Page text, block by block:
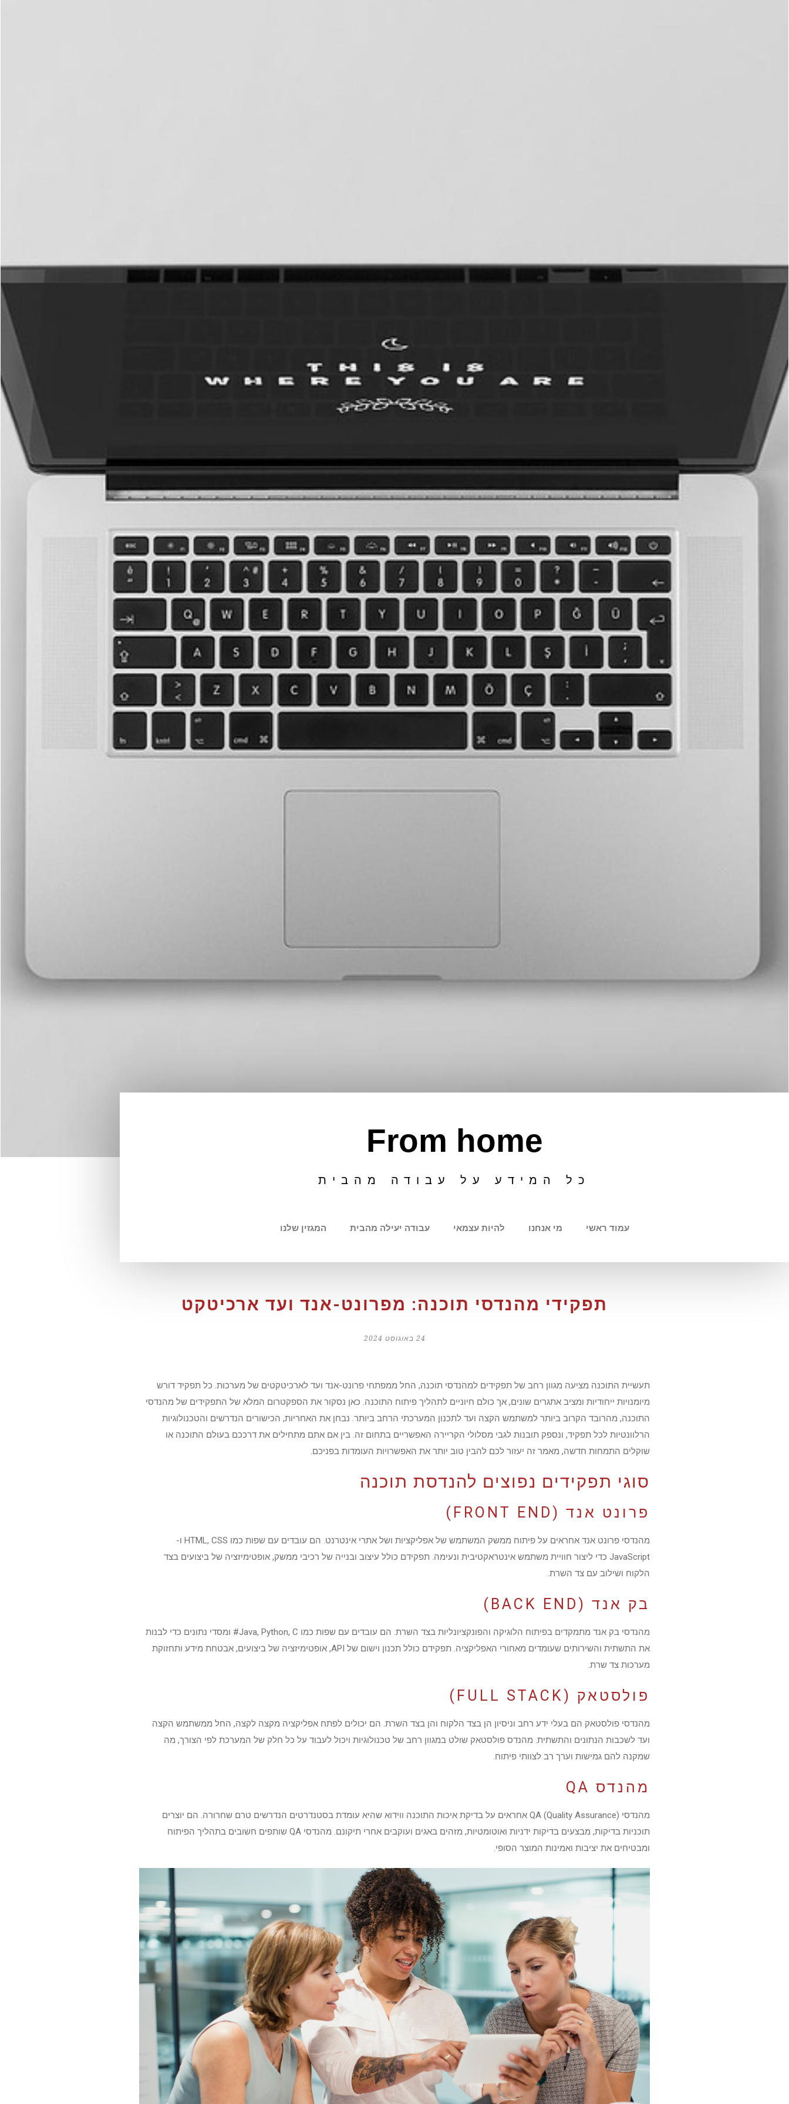
From home
כל המידע על עבודה מהבית
עמוד ראשי מי אנחנו להיות עצמאי עבודה יעילה מהבית המגזין שלנו
תפקידי מהנדסי תוכנה: מפרונט-אנד ועד ארכיטקט
24 באוגוסט 2024
תעשיית התוכנה מציעה מגוון רחב של תפקידים למהנדסי תוכנה, החל ממפתחי פרונט-אנד ועד לארכיטקטים של מערכות. כל תפקיד דורש
מיומנויות ייחודיות ומציב אתגרים שונים, אך כולם חיוניים לתהליך פיתוח התוכנה. כאן נסקור את הספקטרום המלא של התפקידים של מהנדסי
התוכנה, מהרובד הקרוב ביותר למשתמש הקצה ועד לתכנון המערכתי הרחב ביותר. נבחן את האחריות, הכישורים הנדרשים והטכנולוגיות
הרלוונטיות לכל תפקיד, ונספק תובנות לגבי מסלולי הקריירה האפשריים בתחום זה. בין אם אתם מתחילים את דרככם בעולם התוכנה או
שוקלים התמחות חדשה, מאמר זה יעזור לכם להבין טוב יותר את האפשרויות העומדות בפניכם.
סוגי תפקידים נפוצים להנדסת תוכנה
פרונט אנד (FRONT END)
מהנדסי פרונט אנד אחראים על פיתוח ממשק המשתמש של אפליקציות ושל אתרי אינטרנט. הם עובדים עם שפות כמו HTML, CSS ו-
JavaScript כדי ליצור חוויית משתמש אינטראקטיבית ונעימה. תפקידם כולל עיצוב ובנייה של רכיבי ממשק, אופטימיזציה של ביצועים בצד
הלקוח ושילוב עם צד השרת.
בק אנד (BACK END)
מהנדסי בק אנד מתמקדים בפיתוח הלוגיקה והפונקציונליות בצד השרת. הם עובדים עם שפות כמו Java, Python, C# ומסדי נתונים כדי לבנות
את התשתית והשירותים שעומדים מאחורי האפליקציה. תפקידם כולל תכנון וישום של API, אופטימיזציה של ביצועים, אבטחת מידע ותחזוקת
מערכות צד שרת.
פולסטאק (FULL STACK)
מהנדסי פולסטאק הם בעלי ידע רחב וניסיון הן בצד הלקוח והן בצד השרת. הם יכולים לפתח אפליקציה מקצה לקצה, החל ממשתמש הקצה
ועד לשכבות הנתונים והתשתית. מהנדס פולסטאק שולט במגוון רחב של טכנולוגיות ויכול לעבוד על כל חלק של המערכת לפי הצורך, מה
שמקנה להם גמישות וערך רב לצוותי פיתוח.
מהנדס QA
מהנדסי QA (Quality Assurance) אחראים על בדיקת איכות התוכנה ווידוא שהיא עומדת בסטנדרטים הנדרשים טרם שחרורה. הם יוצרים
תוכניות בדיקות, מבצעים בדיקות ידניות ואוטומטיות, מזהים באגים ועוקבים אחרי תיקונם. מהנדסי QA שותפים חשובים בתהליך הפיתוח
ומבטיחים את יציבות ואמינות המוצר הסופי.